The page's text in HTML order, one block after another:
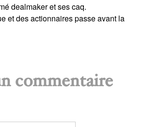
dealmaker et ses caq.
et des actionnaires passe avant la
commentaire